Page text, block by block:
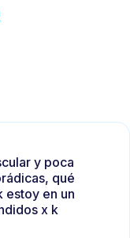
y poca
qué
estoy en un
x k